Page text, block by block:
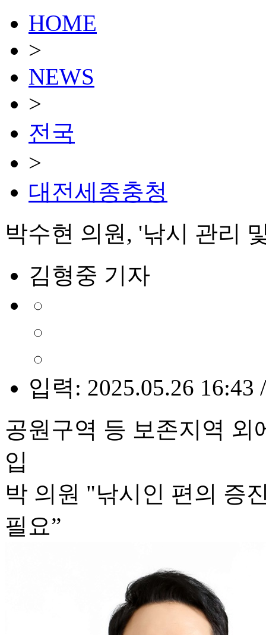
HOME
>
NEWS
>
전국
>
대전세종충청
박수현 의원, '낚시 관리
김형중 기자
입력: 2025.05.26 16:43
공원구역 등 보존지역 외
입
박 의원 "낚시인 편의 증
필요”